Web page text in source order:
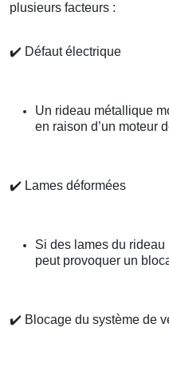
plusieurs facteurs :
✔️ Défaut électrique
Un rideau métallique
en raison d’un moteur
✔️ Lames déformées
Si des lames du
peut provoquer un
✔️ Blocage du système de